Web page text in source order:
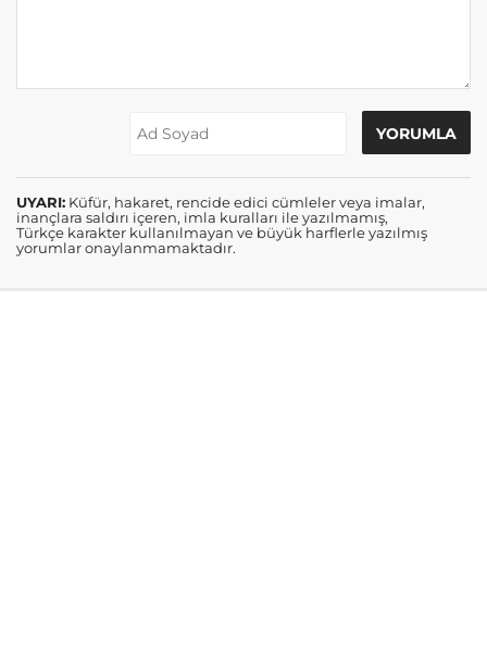
UYARI: Küfür, hakaret, rencide edici cümleler veya imalar,
inançlara saldırı içeren, imla kuralları ile yazılmamış,
Türkçe karakter kullanılmayan ve büyük harflerle yazılmış
yorumlar onaylanmamaktadır.